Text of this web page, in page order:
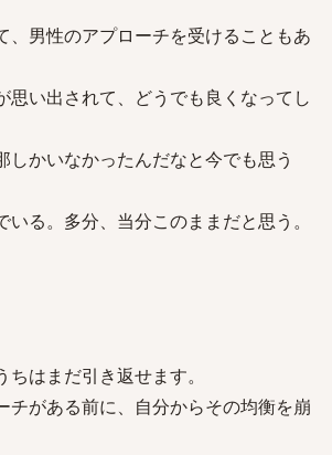
、男性のアプローチを受けることもあ
思い出されて、どうでも良くなってし
しかいなかったんだなと今でも思う
る。多分、当分このままだと思う。
はまだ引き返せます。
チがある前に、自分からその均衡を崩